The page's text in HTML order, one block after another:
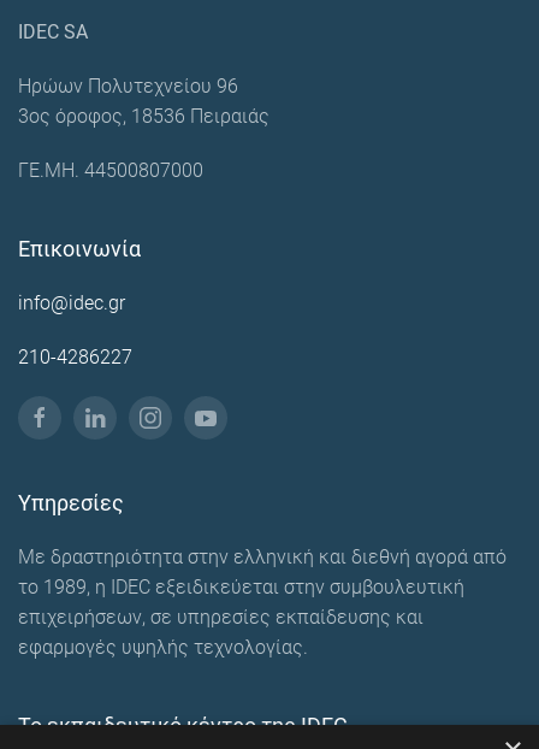
IDEC SA
Ηρώων Πολυτεχνείου 96
3ος όροφος, 18536 Πειραιάς
ΓΕ.ΜΗ. 44500807000
Επικοινωνία
info@idec.gr
210-4286227
Υπηρεσίες
Με δραστηριότητα στην ελληνική και διεθνή αγορά από
το 1989, η IDEC εξειδικεύεται στην συμβουλευτική
επιχειρήσεων, σε υπηρεσίες εκπαίδευσης και
εφαρμογές υψηλής τεχνολογίας.
Το εκπαιδευτικό κέντρο της IDEC